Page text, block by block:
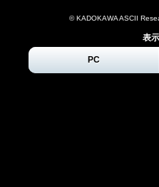
© KADOKAWA ASCII
表
PC